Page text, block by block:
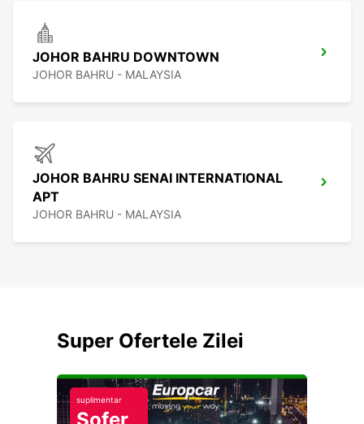
JOHOR BAHRU DOWNTOWN
JOHOR BAHRU - MALAYSIA
JOHOR BAHRU SENAI INTERNATIONAL
APT
JOHOR BAHRU - MALAYSIA
Super Ofertele Zilei
suplimentar